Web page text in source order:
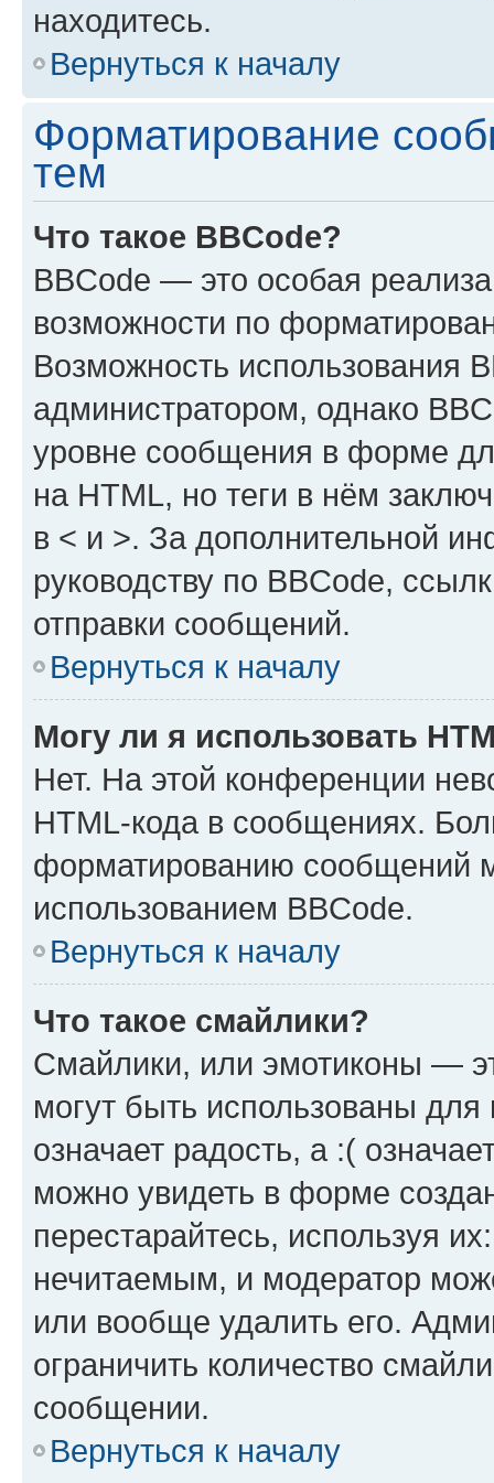
находитесь.
Вернуться к началу
Форматирование
тем
Что такое BBCode?
BBCode — это особая
возможности по
Возможность использования
администратором, однако
уровне сообщения в форме
на HTML, но теги в нём
в < и >. За дополнительной
руководству по BBCode,
отправки сообщений.
Вернуться к началу
Могу ли я использовать
Нет. На этой конференции
HTML-кода в сообщениях.
форматированию сообщений
использованием BBCode.
Вернуться к началу
Что такое смайлики?
Смайлики, или эмотиконы —
могут быть использованы
означает радость, а :(
можно увидеть в форме
перестарайтесь, используя
нечитаемым, и модератор
или вообще удалить его.
ограничить количество
сообщении.
Вернуться к началу